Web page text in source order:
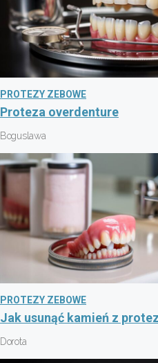
PROTEZY ZEBOWE
Proteza overdenture
Boguslawa
PROTEZY ZEBOWE
Jak usunąć kamień z
Dorota